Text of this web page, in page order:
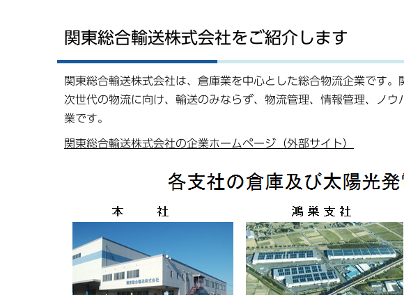
関東総合輸送株式会社をご紹介します
関東総合輸送株式会社は、倉庫業を中心とした総合物流企業です
次世代の物流に向け、輸送のみならず、物流管理、情報管理、ノ
業です。
関東総合輸送株式会社の企業ホームページ（外部サイト）